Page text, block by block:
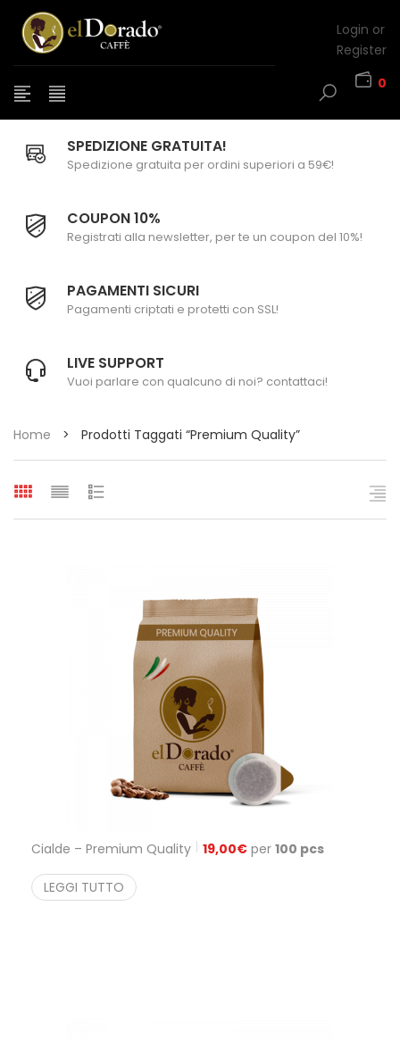
Login or
Register
0
SPEDIZIONE GRATUITA!
Spedizione gratuita per ordini superiori a 59€!
COUPON 10%
Registrati alla newsletter, per te un coupon del 10%!
PAGAMENTI SICURI
Pagamenti criptati e protetti con SSL!
LIVE SUPPORT
Vuoi parlare con qualcuno di noi? contattaci!
Home > Prodotti Taggati “Premium Quality”
Cialde – Premium Quality 19,00€ per 100 pcs
LEGGI TUTTO